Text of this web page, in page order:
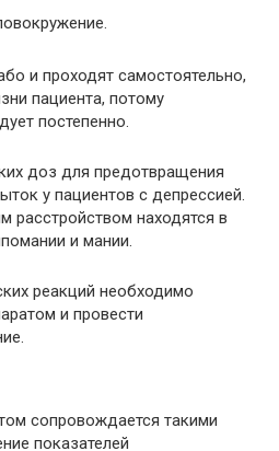
и проходят самостоятельно,
пациента, потому
постепенно.
доз для предотвращения
у пациентов с депрессией.
расстройством находятся в
и мании.
реакций необходимо
и провести
сопровождается такими
показателей